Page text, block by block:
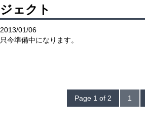
ジェクト
2013/01/06
只今準備中になります。
Page 1 of 2 1